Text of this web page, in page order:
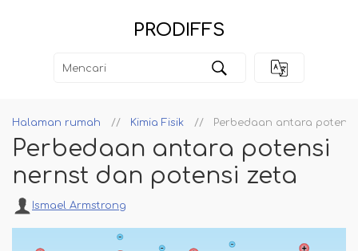
PRODIFFS
Halaman rumah Kimia Fisik Perbedaan antara
Perbedaan antara potensi
nernst dan potensi zeta
Ismael Armstrong